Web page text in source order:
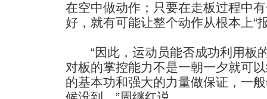
在空中做动作；只要在走板过程中
好，就有可能让整个动作从根本上“
“因此，运动员能否成功利用板
对板的掌控能力不是一朝一夕就可
的基本功和强大的力量做保证，一